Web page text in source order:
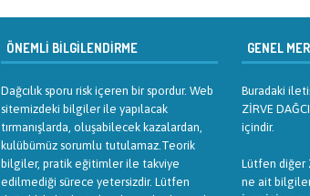
ÖNEMLI BILGILENDIRME
Dağcılık sporu risk içeren bir spordur. Web
sitemizdeki bilgiler ile yapılacak
tırmanışlarda, oluşabilecek kazalardan,
kulübümüz sorumlu tutulamaz.Teorik
bilgiler, pratik eğitimler ile takviye
edilmediği sürece yetersizdir. Lütfen
GENEL
Buradaki
ZİRVE
içindir.
Lütfen diğer
ne ait